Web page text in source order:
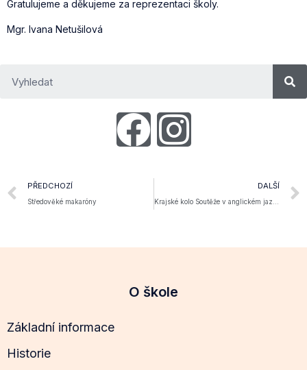
Gratulujeme a děkujeme za reprezentaci školy.
Mgr. Ivana Netušilová
PŘEDCHOZÍ
Středověké makaróny
DALŠÍ
Krajské kolo Soutěže v anglickém jazyce
O škole
Základní informace
Historie